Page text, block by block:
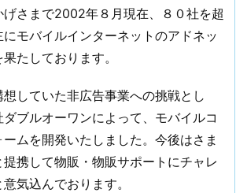
さまで2002年８月現在、８０社を超
モバイルインターネットのアドネッ
たしております。
していた非広告事業への挑戦とし
ブルオーワンによって、モバイルコ
ムを開発いたしました。今後はさま
携して物販・物販サポートにチャレ
気込んでおります。